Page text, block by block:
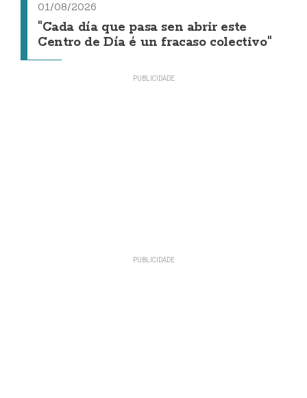
01/08/2026
"Cada día que pasa sen abrir este
Centro de Día é un fracaso colectivo"